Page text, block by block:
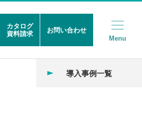
カタログ
資料請求
お問い合わせ
Menu
導入事例一覧